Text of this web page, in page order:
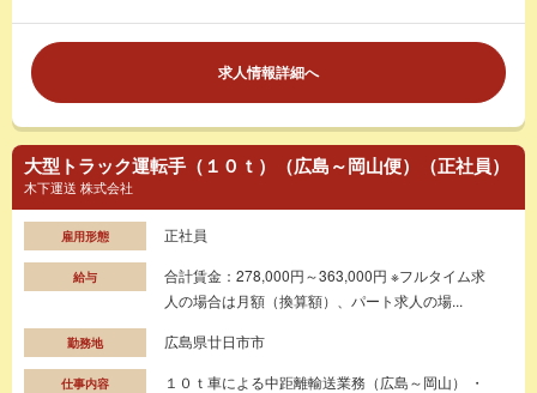
求人情報詳細へ
大型トラック運転手（１０ｔ）（広島～岡山便）（正社員）
木下運送 株式会社
雇用形態 正社員
給与
合計賃金：278,000円～363,000円 ※フルタイム求
人の場合は月額（換算額）、パート求人の場...
勤務地 広島県廿日市市
仕事内容
１０ｔ車による中距離輸送業務（広島～岡山） ・